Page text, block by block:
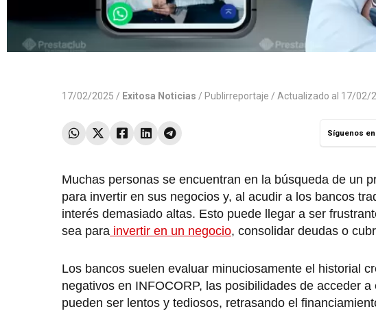
17/02/2025 / Exitosa Noticias / Publirreportaje / Actualizado al 17/02/
Síguenos
Muchas personas se encuentran en la búsqueda de un
para invertir en sus negocios y, al acudir a los bancos
interés demasiado altas. Esto puede llegar a ser
sea para invertir en un negocio, consolidar deudas o
Los bancos suelen evaluar minuciosamente el historial
negativos en INFOCORP, las posibilidades de acceder
pueden ser lentos y tediosos, retrasando el